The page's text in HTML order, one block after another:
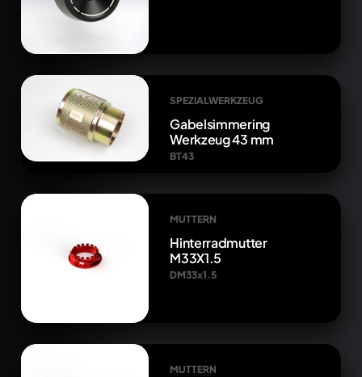
SPEZIALWERKZEUG
Gabelsimmering
Werkzeug 43 mm
BT43
MUTTERN
Hinterradmutter
M33X1.5
DM33x1.5
MUTTERN